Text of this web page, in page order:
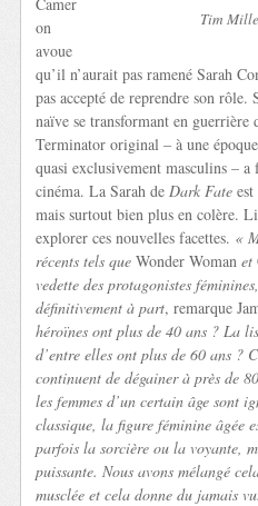
Tim
on
avoue
qu’il n’aurait pas ramené Sarah
pas accepté de reprendre son rôle.
naïve se transformant en guerrière
Terminator original – à une
quasi exclusivement masculins –
cinéma. La Sarah de Dark Fate
mais surtout bien plus en colère.
explorer ces nouvelles facettes. «
récents tels que Wonder Womanet
vedette des protagonistes
définitivement à part, remarque
héroïnes ont plus de 40 ans ? La
d’entre elles ont plus de 60 ans ?
continuent de dégainer à près de
les femmes d’un certain âge sont
classique, la figure féminine âgée
parfois la sorcière ou la voyante,
puissante. Nous avons mélangé
musclée et cela donne du jamais